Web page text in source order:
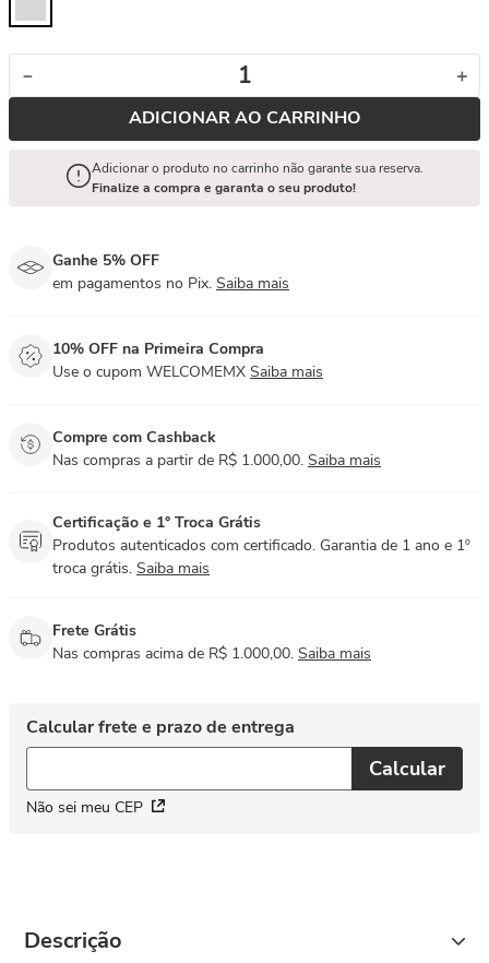
＋
－
ADICIONAR AO CARRINHO
Adicionar o produto no carrinho não garante sua reserva.
Finalize a compra e garanta o seu produto!
Ganhe 5% OFF
em pagamentos no Pix. Saiba mais
10% OFF na Primeira Compra
Use o cupom WELCOMEMX Saiba mais
Compre com Cashback
Nas compras a partir de R$ 1.000,00. Saiba mais
Certificação e 1° Troca Grátis
Produtos autenticados com certificado. Garantia de 1 ano e 1º
troca grátis. Saiba mais
Frete Grátis
Nas compras acima de R$ 1.000,00. Saiba mais
Não sei meu CEP
Descrição